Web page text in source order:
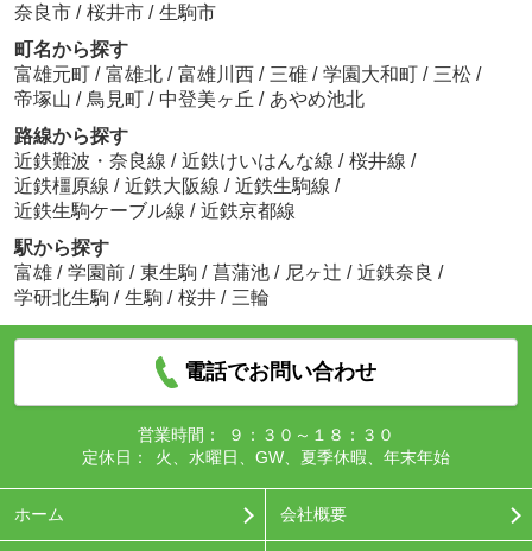
奈良市 / 桜井市 / 生駒市
町名から探す
富雄元町 / 富雄北 / 富雄川西 / 三碓 / 学園大和町 / 三松 /
帝塚山 / 鳥見町 / 中登美ヶ丘 / あやめ池北
路線から探す
近鉄難波・奈良線 / 近鉄けいはんな線 / 桜井線 /
近鉄橿原線 / 近鉄大阪線 / 近鉄生駒線 /
近鉄生駒ケーブル線 / 近鉄京都線
駅から探す
富雄 / 学園前 / 東生駒 / 菖蒲池 / 尼ヶ辻 / 近鉄奈良 /
学研北生駒 / 生駒 / 桜井 / 三輪
電話でお問い合わせ
営業時間：
９：３０～１８：３０
定休日：
火、水曜日、GW、夏季休暇、年末年始
ホーム 会社概要